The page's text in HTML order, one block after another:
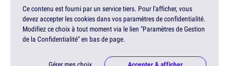
Ce contenu est fourni par un service tiers. Pour l'afficher, vous
devez accepter les cookies dans vos paramètres de confidentialité.
Modifiez ce choix à tout moment via le lien "Paramètres de Gestion
de la Confidentialité" en bas de page.